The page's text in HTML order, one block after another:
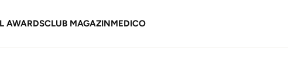
AWARDSCLUB MAGAZINMEDICO